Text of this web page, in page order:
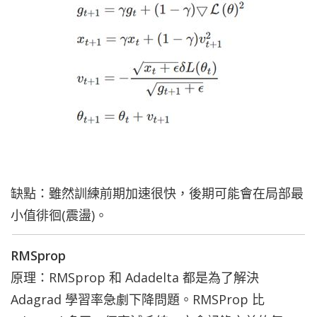
缺點：雖然訓練前期加速很快，後期可能會在局部最
小值徘徊(震盪)。
RMSprop
原理：RMSprop 和 Adadelta 都是為了解決
Adagrad 學習率急劇下降問題。RMSProp 比